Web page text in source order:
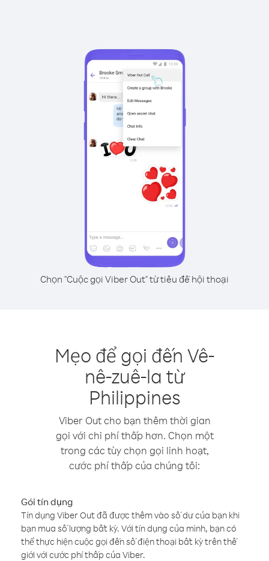
Chọn "Cuộc gọi Viber Out" từ tiêu đề hội thoại
Mẹo để gọi đến Vê-
nê-zuê-la từ
Philippines
Viber Out cho bạn thêm thời gian
gọi với chi phí thấp hơn. Chọn một
trong các tùy chọn gọi linh hoạt,
cước phí thấp của chúng tôi:
Gói tín dụng
Tín dụng Viber Out đã được thêm vào số dư của bạn khi
bạn mua số lượng bất kỳ. Với tín dụng của mình, bạn có
thể thực hiện cuộc gọi đến số điện thoại bất kỳ trên thế
giới với cước phí thấp của Viber.